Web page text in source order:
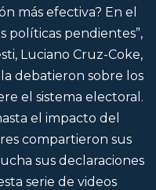
más efectiva? En el
políticas pendientes”,
Luciano Cruz-Coke,
debatieron sobre los
el sistema electoral.
el impacto del
compartieron sus
sus declaraciones
serie de videos